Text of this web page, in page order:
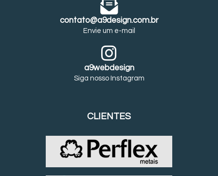
contato@a9design.com.br
Envie um e-mail
a9webdesign
Siga nosso Instagram
CLIENTES